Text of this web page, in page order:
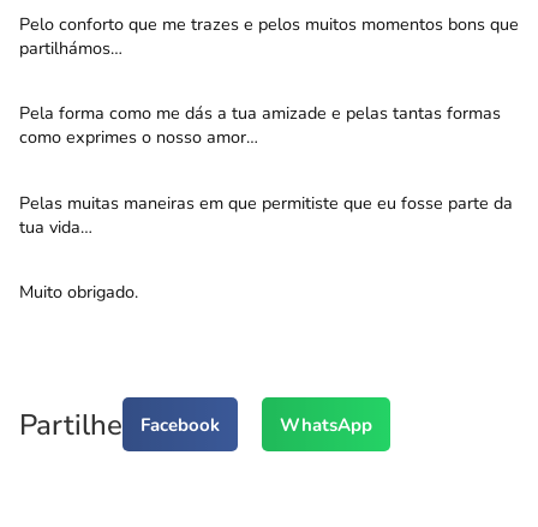
Pelo conforto que me trazes e pelos muitos momentos bons que
partilhámos…
Pela forma como me dás a tua amizade e pelas tantas formas
como exprimes o nosso amor…
Pelas muitas maneiras em que permitiste que eu fosse parte da
tua vida…
Muito obrigado.
Partilhe Facebook WhatsApp